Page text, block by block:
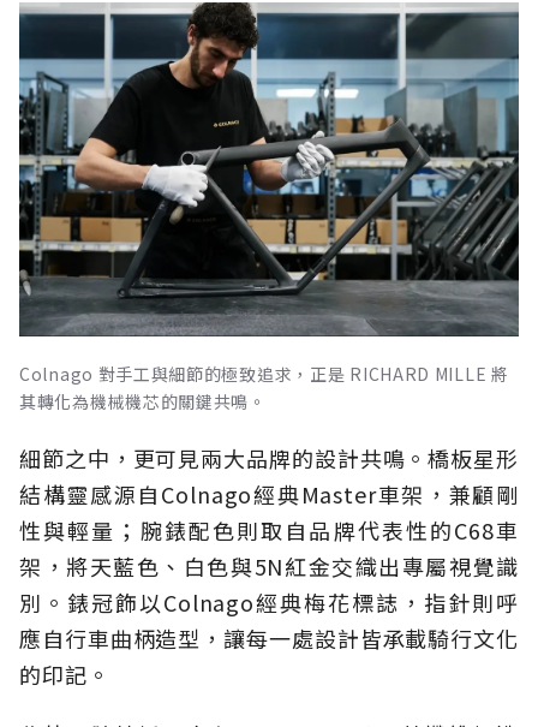
Colnago 對手工與細節的極致追求，正是 RICHARD MILLE 將
其轉化為機械機芯的關鍵共鳴。
細節之中，更可見兩大品牌的設計共鳴。橋板星形
結構靈感源自Colnago經典Master車架，兼顧剛
性與輕量；腕錶配色則取自品牌代表性的C68車
架，將天藍色、白色與5N紅金交織出專屬視覺識
別。錶冠飾以Colnago經典梅花標誌，指針則呼
應自行車曲柄造型，讓每一處設計皆承載騎行文化
的印記。